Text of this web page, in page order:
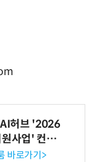
AI허브 '2026
사업' 컨소
바로가기>